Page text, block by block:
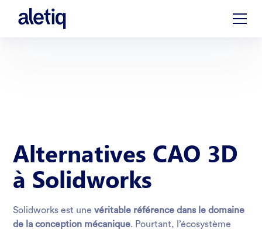
Alternatives CAO 3D
à Solidworks
Solidworks est unevéritable référence dans le domaine
de la conception mécanique. Pourtant, l’écosystème